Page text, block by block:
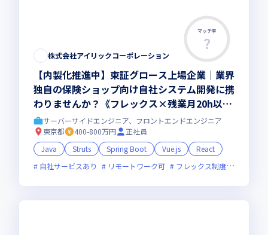
マッチ率
株式会社アイリックコーポレーション
【内製化推進中】東証グロース上場企業｜業界
独自の保険ショップ向け自社システム開発に携
わりませんか？《フレックス×残業月20h以
下》サーバーサイドエンジニア、フロントエンドエンジニア
東京都
400-800万円
正社員
Java
Struts Spring Boot Vue.js
React
自社サービスあり
リモートワーク可 フレックス制度あり